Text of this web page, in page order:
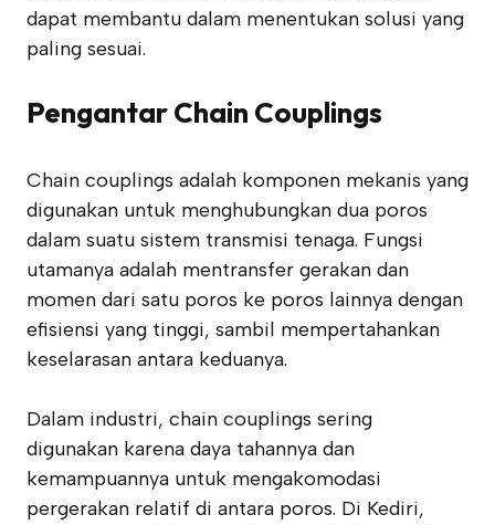
dapat membantu dalam menentukan solusi yang
paling sesuai.
Pengantar Chain Couplings
Chain couplings adalah komponen mekanis yang
digunakan untuk menghubungkan dua poros
dalam suatu sistem transmisi tenaga. Fungsi
utamanya adalah mentransfer gerakan dan
momen dari satu poros ke poros lainnya dengan
efisiensi yang tinggi, sambil mempertahankan
keselarasan antara keduanya.
Dalam industri, chain couplings sering
digunakan karena daya tahannya dan
kemampuannya untuk mengakomodasi
pergerakan relatif di antara poros. Di Kediri,